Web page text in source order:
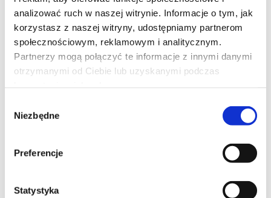
analizować ruch w naszej witrynie. Informacje o tym, jak
korzystasz z naszej witryny, udostępniamy partnerom
społecznościowym, reklamowym i analitycznym.
Partnerzy mogą połączyć te informacje z innymi danymi
otrzymanymi od Ciebie lub uzyskanymi podczas
zgody
Niezbędne
Preferencje
Statystyka
Dominacja Shao Khana (Martyn Ford) wreszcie musi zostać
przerwana. Dlatego mnich Liu Kang (Ludi Lin), była elitarną
żołnierka Sonya Blade (Jessica McNamee), jej mentor Jax Briggs
udziela im Johnny Cage (Karl Urban), a cała grupa rzuca się w wir
brutalnych walk, w których stawką jest coś więcej niż tylko własna